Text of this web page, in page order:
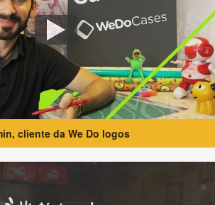
cliente da We Do logos